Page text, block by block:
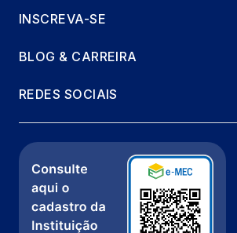
SEGURANÇA DO TRABALHO
REVOLUCIONARIO
LABVIDA EM SEGURANCA NO
4
8 horas
INSCREVA-SE
BLOG & CARREIRA
REDES SOCIAIS